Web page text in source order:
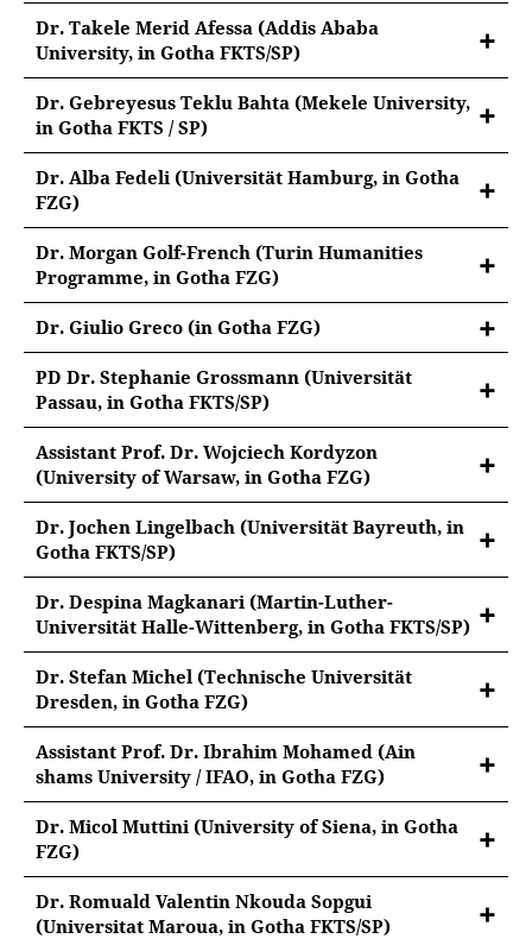
Knotenpunkt Gotha: Ostasiatische Sammlung und
Ausstattung in Schloss Friedenstein – Netzwerke von
Sammlung, Wissen und China-Imagination in ihrer
regionalen Ausstrahlung
Dr. Takele Merid Afessa (Addis Ababa
University, in Gotha FKTS/SP)
Mapping Ethiopian Slave Trade Routes and Markets:
A Focus on the Nineteenth Century Cartography
Dr. Gebreyesus Teklu Bahta (Mekele University,
in Gotha FKTS / SP)
Geopolitics and border disputes in Northern Ethiopia
and Southern Eriteria
Dr. Alba Fedeli (Universität Hamburg, in Gotha
FZG)
Stratigraphic Analysis of Early Qur’anic Manuscripts:
A Biography of the Collection at the
Forschungsbibliothek Gotha
Dr. Morgan Golf-French (Turin Humanities
Programme, in Gotha FZG)
Studying ‘race’ in the German Enlightenment
Dr. Giulio Greco (in Gotha FZG)
From Manuscript to Print: Jean Bodin’s Colloquium
Heptaplomeres and its reception in Germany
between the Seventeenth and Eighteenth centuries
PD Dr. Stephanie Grossmann (Universität
Passau, in Gotha FKTS/SP)
1. Kartographierung und Poetisierung der deutschen
(Grenz-)Landschaften; 2. Fragile Ordnungen.
Literarische und historische Zugänge zu Klima,
Gesellschaft und technischer Naturbeherrschung im
19. Jahrhundert
Assistant Prof. Dr. Wojciech Kordyzon
(University of Warsaw, in Gotha FZG)
Diaspora Paratexts: Networks, Topics, and Interfaces
of Books by Religious Dissidents
Dr. Jochen Lingelbach (Universität Bayreuth, in
Gotha FKTS/SP)
Colonial Histories of Vélomobility in Africa
Dr. Despina Magkanari (Martin-Luther-
Universität Halle-Wittenberg, in Gotha FKTS/SP)
Klaproth and the circulation of Orientalist knowledge
in the Romantic era
Dr. Stefan Michel (Technische Universität
Dresden, in Gotha FZG)
Der unantastbare Text. Hermeneutische Strategien
der Lutherbibel-Auslegung im frühneuzeitlichen
Assistant Prof. Dr. Ibrahim Mohamed (Ain
shams University / IFAO, in Gotha FZG)
Chivalry Mamluk Manuscripts at Gotha Research
Library
Dr. Micol Muttini (University of Siena, in Gotha
FZG)
Mapping the World from the Margins: Pietro
Coppo’s Cosmography in Early Modern Europe
Dr. Romuald Valentin Nkouda Sopgui
(Universitat Maroua, in Gotha FKTS/SP)